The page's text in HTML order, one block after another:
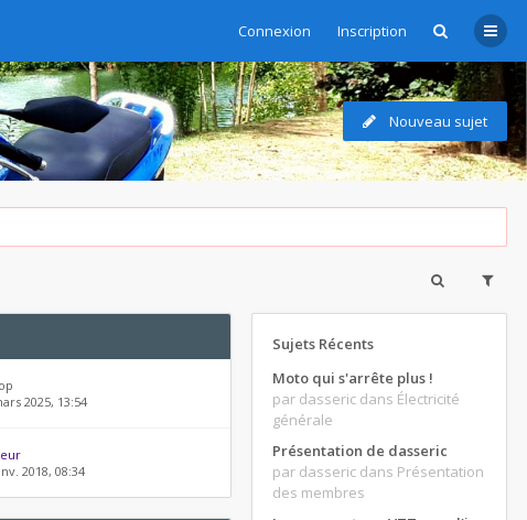
Connexion Inscription
Nouveau sujet
2025, 13:54
2018, 08:34
Sujets Récents
Moto qui s'arrête plus !
par dasseric dans Électricité
générale
Présentation de dasseric
par dasseric dans Présentation
des membres